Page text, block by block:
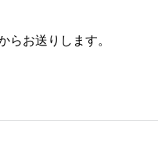
らお送りします。